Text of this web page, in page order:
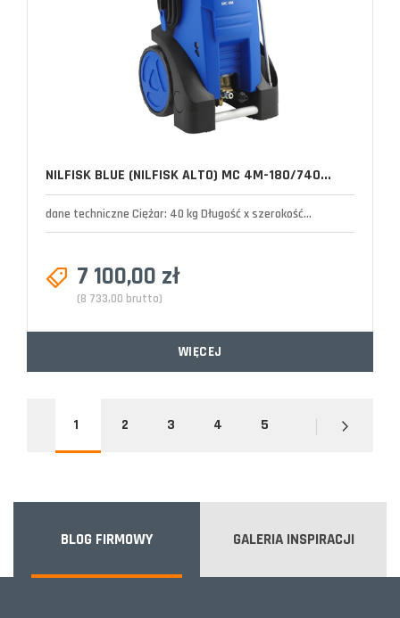
NILFISK BLUE (NILFISK ALTO) MC 4M-180/740...
dane techniczne Ciężar: 40 kg Długość x szerokość...
7 100,00 zł
(8 733,00 brutto)
WIĘCEJ
1 2 3 4 5
BLOG FIRMOWY GALERIA INSPIRACJI